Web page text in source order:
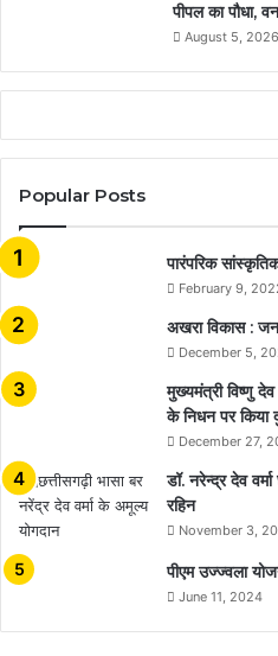
पीपल का पौधा,
August 5, 2026
Popular Posts
​​​​​​​पारंपरिक
February 9,
अखरा विकास :
December 5,
मुख्यमंत्री विष्णु
के निधन पर किया
December 27,
डॉ. नरेन्द्र देव
रहिन
November 3,
पीएम उज्ज्वला
June 11, 2024